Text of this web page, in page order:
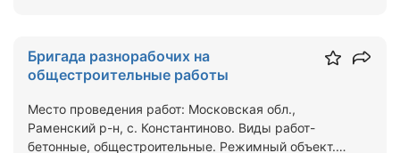
Бригада разнорабочих на
общестроительные работы
Место проведения работ: Московская обл.,
Раменский р-н, с. Константиново. Виды работ-
бетонные, общестроительные. Режимный объект.